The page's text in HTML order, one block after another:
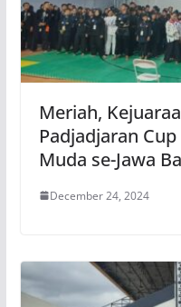
Meriah,
Padjadjaran
Muda se-Jawa
December 24, 2024